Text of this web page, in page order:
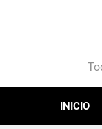
INICIO